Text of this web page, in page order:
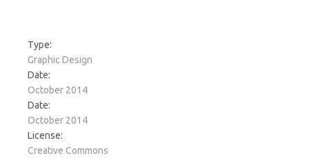
Type:
Graphic Design
Date:
October 2014
Date:
October 2014
License:
Creative Commons